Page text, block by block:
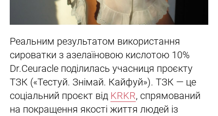
Реальним результатом використання
сироватки з азелаїновою кислотою 10%
Dr.Ceuracle поділилась учасниця проєкту
ТЗК («Тестуй. Знімай. Кайфуй»). ТЗК — це
соціальний проєкт від KRKR, спрямований
на покращення якості життя людей із